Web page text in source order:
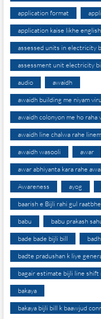
application format
application kaise likhe
assessed units in electricity
assessment unit electricity
audio awaidh
awaidh building me niyam
awaidh colonyon me ho raha
awaidh line chalwa rahe
awaidh wasooli awar
awar abhiyanta kara rahe
Awareness ayog
baarish e Bijli rahi gul
babu babu prakash
bade bade bijli bill
badte pradushan k liye
bagair estimate bijli line shift
bakaya
bakaya bijli bill k baawjud